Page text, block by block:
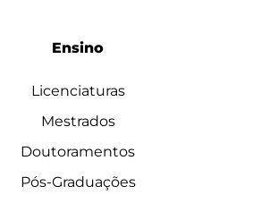
Ensino
Licenciaturas
Mestrados
Doutoramentos
Pós-Graduações